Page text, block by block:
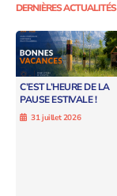
DERNIÈRES ACTUALITÉS
C’EST L’HEURE DE LA
PAUSE ESTIVALE !
31 juillet 2026